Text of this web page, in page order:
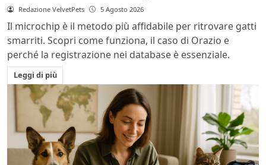
Redazione VelvetPets 5 Agosto 2026
Il microchip è il metodo più affidabile per ritrovare gatti
smarriti. Scopri come funziona, il caso di Orazio e
perché la registrazione nei database è essenziale.
Leggi di più